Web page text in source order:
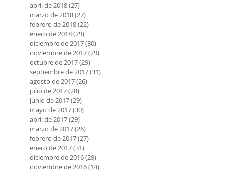
abril de 2018(27)
marzo de 2018(27)
febrero de 2018(22)
enero de 2018(29)
diciembre de 2017(30)
noviembre de 2017(29)
octubre de 2017(29)
septiembre de 2017(31)
agosto de 2017(26)
julio de 2017(28)
junio de 2017(29)
mayo de 2017(30)
abril de 2017(29)
marzo de 2017(26)
febrero de 2017(27)
enero de 2017(31)
diciembre de 2016(29)
noviembre de 2016(14)